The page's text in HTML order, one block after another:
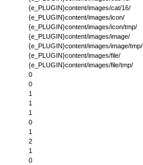
{e_PLUGIN}content/images/cat/16/
{e_PLUGIN}content/images/icon/
{e_PLUGIN}content/images/icon/tmp/
{e_PLUGIN}content/images/image/
{e_PLUGIN}content/images/image/tmp/
{e_PLUGIN}content/images/file/
{e_PLUGIN}content/images/file/tmp/
0
0
1
1
1
0
1
2
1
0